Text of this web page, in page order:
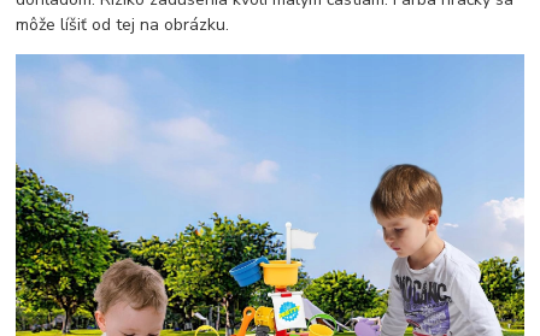
môže líšiť od tej na obrázku.